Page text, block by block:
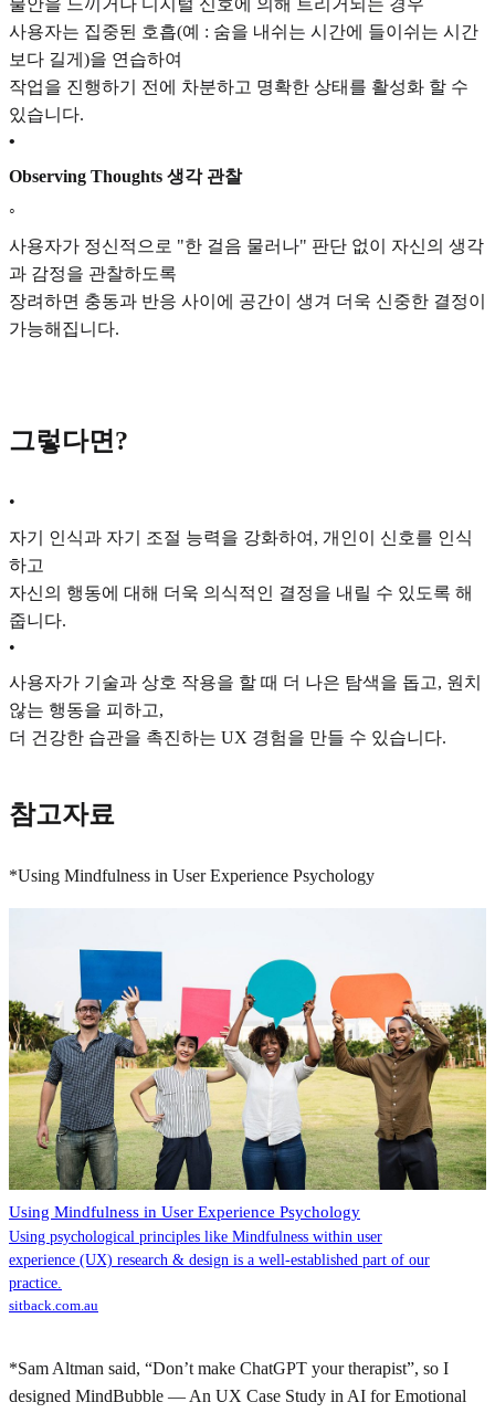
사용자는 집중된 호흡(예 : 숨을 내쉬는 시간에 들이쉬는 시간
보다 길게)을 연습하여
작업을 진행하기 전에 차분하고 명확한 상태를 활성화 할 수
있습니다.
•
Observing Thoughts 생각 관찰
◦
사용자가 정신적으로 "한 걸음 물러나" 판단 없이 자신의 생각
과 감정을 관찰하도록
장려하면 충동과 반응 사이에 공간이 생겨 더욱 신중한 결정이
가능해집니다.
그렇다면?
•
자기 인식과 자기 조절 능력을 강화하여, 개인이 신호를 인식
하고
자신의 행동에 대해 더욱 의식적인 결정을 내릴 수 있도록 해
줍니다.
•
사용자가 기술과 상호 작용을 할 때 더 나은 탐색을 돕고, 원치
않는 행동을 피하고,
더 건강한 습관을 촉진하는 UX 경험을 만들 수 있습니다.
참고자료
*Using Mindfulness in User Experience Psychology
Using Mindfulness in User Experience Psychology
Using psychological principles like Mindfulness within user
experience (UX) research & design is a well-established part of our
practice.
sitback.com.au
*Sam Altman said, “Don’t make ChatGPT your therapist”, so I
designed MindBubble — An UX Case Study in AI for Emotional